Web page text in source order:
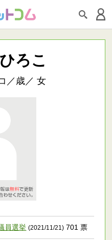
ろこ
／歳／ 女
員選挙 (2021/11/21) 701 票